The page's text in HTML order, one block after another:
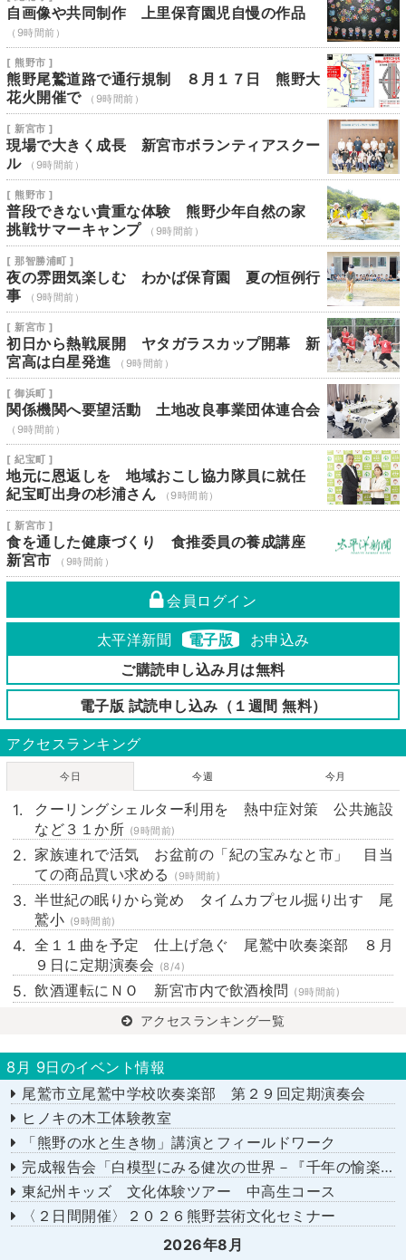
自画像や共同制作 上里保育園児自慢の作品
（9時間前）
[ 熊野市 ]
熊野尾鷲道路で通行規制 ８月１７日 熊野大
花火開催で
（9時間前）
[ 新宮市 ]
現場で大きく成長 新宮市ボランティアスクー
ル
（9時間前）
[ 熊野市 ]
普段できない貴重な体験 熊野少年自然の家
挑戦サマーキャンプ
（9時間前）
[ 那智勝浦町 ]
夜の雰囲気楽しむ わかば保育園 夏の恒例行
事
（9時間前）
[ 新宮市 ]
初日から熱戦展開 ヤタガラスカップ開幕 新
宮高は白星発進
（9時間前）
[ 御浜町 ]
関係機関へ要望活動 土地改良事業団体連合会
（9時間前）
[ 紀宝町 ]
地元に恩返しを 地域おこし協力隊員に就任
紀宝町出身の杉浦さん
（9時間前）
[ 新宮市 ]
食を通した健康づくり 食推委員の養成講座
新宮市
（9時間前）
会員ログイン
太平洋新聞 電子版
お申込み
ご購読申し込み月は無料
電子版 試読申し込み（１週間 無料）
アクセスランキング
今日 今週 今月
クーリングシェルター利用を 熱中症対策 公共施設
など３１か所 (9時間前)
家族連れで活気 お盆前の「紀の宝みなと市」 目当
ての商品買い求める
(9時間前)
半世紀の眠りから覚め タイムカプセル掘り出す 尾
鷲小 (9時間前)
全１１曲を予定 仕上げ急ぐ 尾鷲中吹奏楽部 ８月
９日に定期演奏会 (8/4)
飲酒運転にＮＯ 新宮市内で飲酒検問 (9時間前)
アクセスランキング一覧
8月 9日のイベント情報
尾鷲市立尾鷲中学校吹奏楽部 第２９回定期演奏会
ヒノキの木工体験教室
「熊野の水と生き物」講演とフィールドワーク
完成報告会「白模型にみる健次の世界－『千年の愉楽』『奇蹟』より－」
東紀州キッズ 文化体験ツアー 中高生コース
〈２日間開催〉２０２６熊野芸術文化セミナー
2026年8月